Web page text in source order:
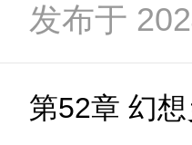
发布于
第52章 幻